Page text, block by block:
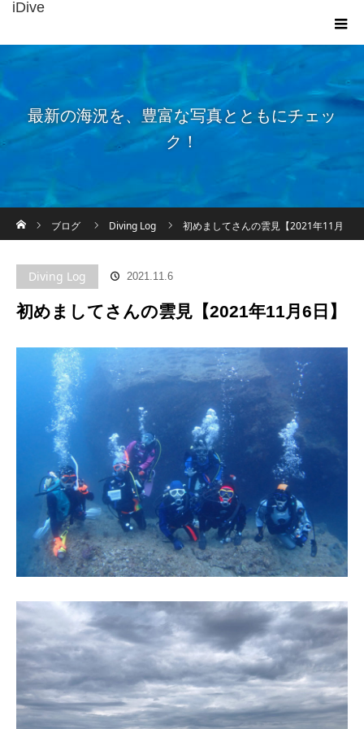
iDive
最新の海況を、豊富な写真とともにチェッ
ク！
ブログ
Diving Log 初めましてさんの雲見【2021年11月
Diving Log 2021.11.6
初めましてさんの雲見【2021年11月6日】